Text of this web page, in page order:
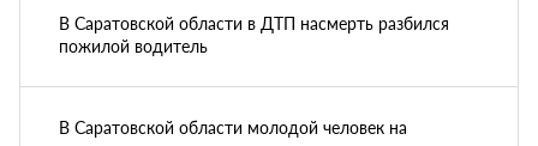
В Саратовской области в ДТП насмерть разбился
пожилой водитель
В Саратовской области молодой человек на